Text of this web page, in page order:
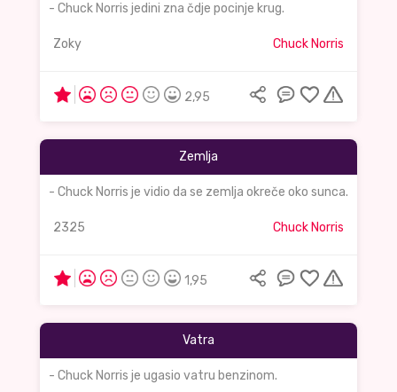
- Chuck Norris jedini zna čdje pocinje krug.
Zoky Chuck Norris
2,95
Zemlja
- Chuck Norris je vidio da se zemlja okreče oko sunca.
2325 Chuck Norris
1,95
Vatra
- Chuck Norris je ugasio vatru benzinom.